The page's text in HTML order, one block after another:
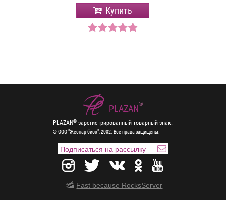
Купить
PLAZAN®
PLAZAN® зарегистрированный товарный знак.
© ООО "Жеспар-биос", 2002. Все права защищены.
Fast because RocksServer